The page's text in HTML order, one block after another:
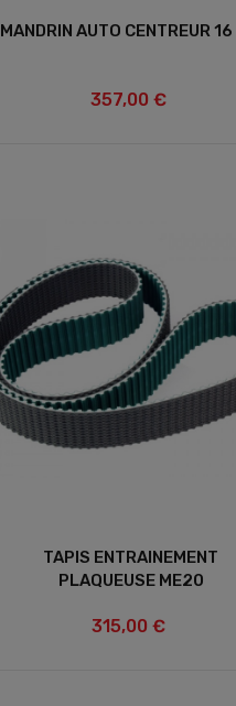
MANDRIN AUTO CENTREUR 16
357,00 €
TAPIS ENTRAINEMENT
PLAQUEUSE ME20
315,00 €